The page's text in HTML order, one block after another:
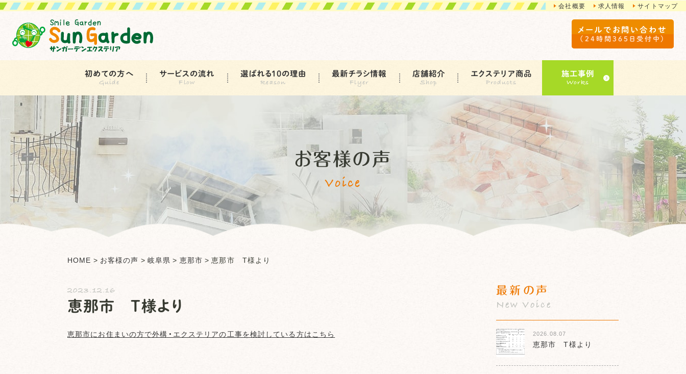
会社概要 求人情報 サイトマップ
メールでお問い合わせ
（24時間365日受付中）
初めての方へ サービスの流れ 選ばれる10の理由 最新チラシ情報 店舗紹介 エクステリア商品 施工事例
お客様の声
Voice
HOME > お客様の声 > 岐阜県 > 恵那市 >恵那市 T様より
2023.12.16
恵那市 T様より
恵那市にお住まいの方で外構・エクステリアの工事を検討している方はこちら
最新の声
New Voice
2026.08.07
恵那市 T様より